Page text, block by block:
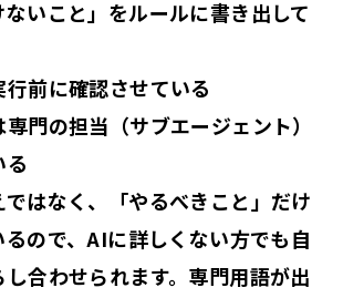
ないこと」をルールに書き出して
前に確認させている
門の担当（サブエージェント）
る
はなく、
「やるべきこと」だけ
るので、AIに詳しくない方でも自
合わせられます。専門用語が出